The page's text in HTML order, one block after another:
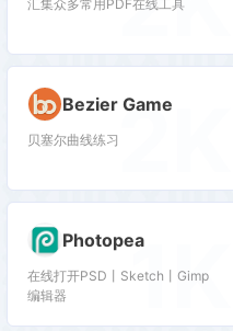
汇集众多常用PDF在线工具
Bezier Game
贝塞尔曲线练习2K
Photopea
在线打开PSD丨Sketch丨Gimp
编辑器
1K